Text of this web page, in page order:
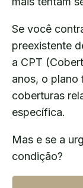
Se você
preexistente
a CPT
anos, o plano
coberturas
específica.
Mas e se a
condição?